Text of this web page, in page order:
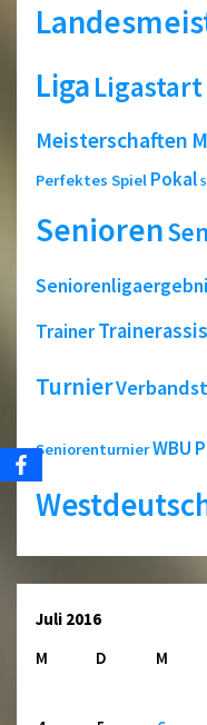
LigaLigastart
Meisterschaften
Perfektes Spiel Pokal
Senioren
Trainer
Turnier
SeniorenturnierWBU
Juli 2016
M
D M